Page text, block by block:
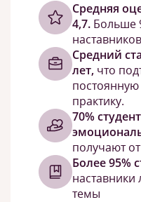
Cредняя
4,7. Больше
Средний
лет, что
практику.
70%
получают
Более 95%
темы